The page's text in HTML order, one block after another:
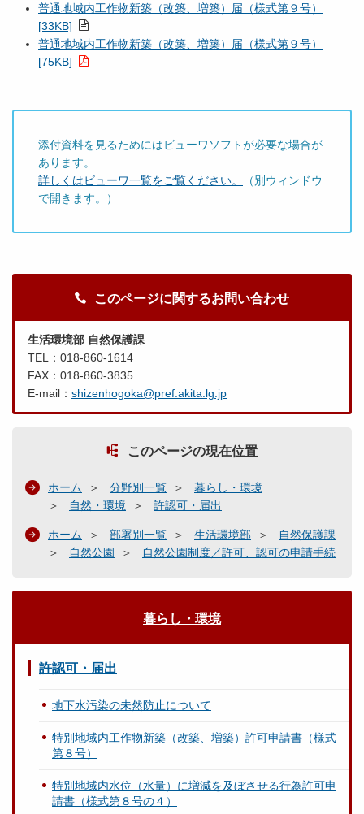
普通地域内工作物新築（改築、増築）届（様式第９号）
[33KB]
普通地域内工作物新築（改築、増築）届（様式第９号）
[75KB]
添付資料を見るためにはビューワソフトが必要な場合が
あります。
詳しくはビューワ一覧をご覧ください。
（別ウィンドウ
で開きます。）
このページに関するお問い合わせ
生活環境部 自然保護課
TEL：018-860-1614
FAX：018-860-3835
E-mail： shizenhogoka@pref.akita.lg.jp
このページの現在位置
ホーム 分野別一覧
暮らし・環境
自然・環境
許認可・届出
ホーム 部署別一覧 生活環境部
自然保護課
自然公園
自然公園制度／許可、認可の申請手続
暮らし・環境
許認可・届出
地下水汚染の未然防止について
特別地域内工作物新築（改築、増築）許可申請書（様式
第８号）
特別地域内水位（水量）に増減を及ぼさせる行為許可申
請書（様式第８号の４）